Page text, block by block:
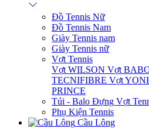
Đồ Tennis Nữ
Đồ Tennis Nam
Giày Tennis nam
Giày Tennis nữ
Vợt Tennis
Vợt WILSON Vợt
TECNIFIBRE Vợt
PRINCE
Túi - Balo Đựng Vợt
Phụ Kiện Tennis
Cầu Lông